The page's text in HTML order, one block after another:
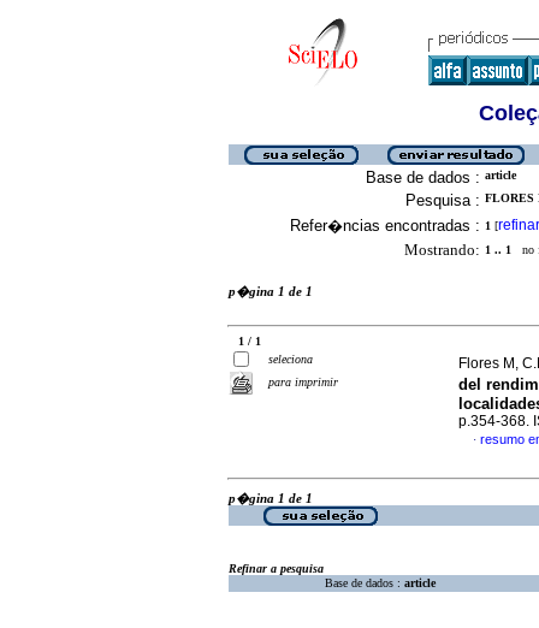
Base de dados : article
Pesquisa : FLORES
Refer�ncias encontradas : 1 [refinar
Mostrando: 1 .. 1 no
p�gina 1 de 1
1 / 1
seleciona
para imprimir
Flores M,
del
p.354-368.
· resumo
p�gina 1 de 1
Refinar a pesquisa
Base de dados : article